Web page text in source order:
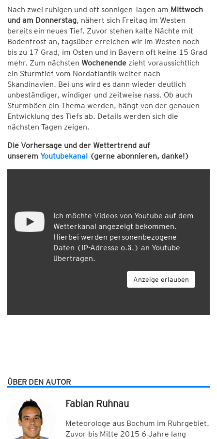
Nach zwei ruhigen und oft sonnigen Tagen am Mittwoch
und am Donnerstag, nähert sich Freitag im Westen
bereits ein neues Tief. Zuvor stehen kalte Nächte mit
Bodenfrost an, tagsüber erreichen wir im Westen noch
bis zu 17 Grad, im Osten und in Bayern oft keine 15 Grad
mehr. Zum nächsten Wochenende zieht voraussichtlich
ein Sturmtief vom Nordatlantik weiter nach
Skandinavien. Bei uns wird es dann wieder deutlich
unbeständiger, windiger und zeitweise nass. Ob auch
Sturmböen ein Thema werden, hängt von der genauen
Entwicklung des Tiefs ab. Details werden sich die
nächsten Tagen zeigen.
Die Vorhersage und der Wettertrend auf
unserem Youtubekanal (gerne abonnieren, danke!)
Ich möchte Videos von Youtube auf dem
Wetterkanal angezeigt bekommen.
Hierbei werden personenbezogene
Daten (IP-Adresse o.ä.) an Youtube
übertragen.
Anzeige erlauben
ÜBER DEN AUTOR
Fabian Ruhnau
Meteorologe aus Bochum im Ruhrgebiet.
Zuvor bis Mitte 2015 6 Jahre lang